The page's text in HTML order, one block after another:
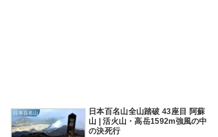
日本百名山
日本百名山全山踏破 43座目 阿蘇
山 | 活火山・高岳1592m強風の中
の決死行